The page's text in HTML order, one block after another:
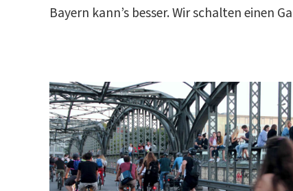
Bay­ern kann’s bes­ser. Wir schal­ten einen